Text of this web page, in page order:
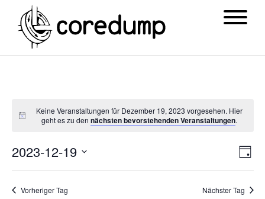
Keine Veranstaltungen für Dezember 19, 2023 vorgesehen. Hier
geht es zu dennächsten bevorstehenden Veranstaltungen.
Tag
2023-12-19
Vorheriger Tag Nächster Tag